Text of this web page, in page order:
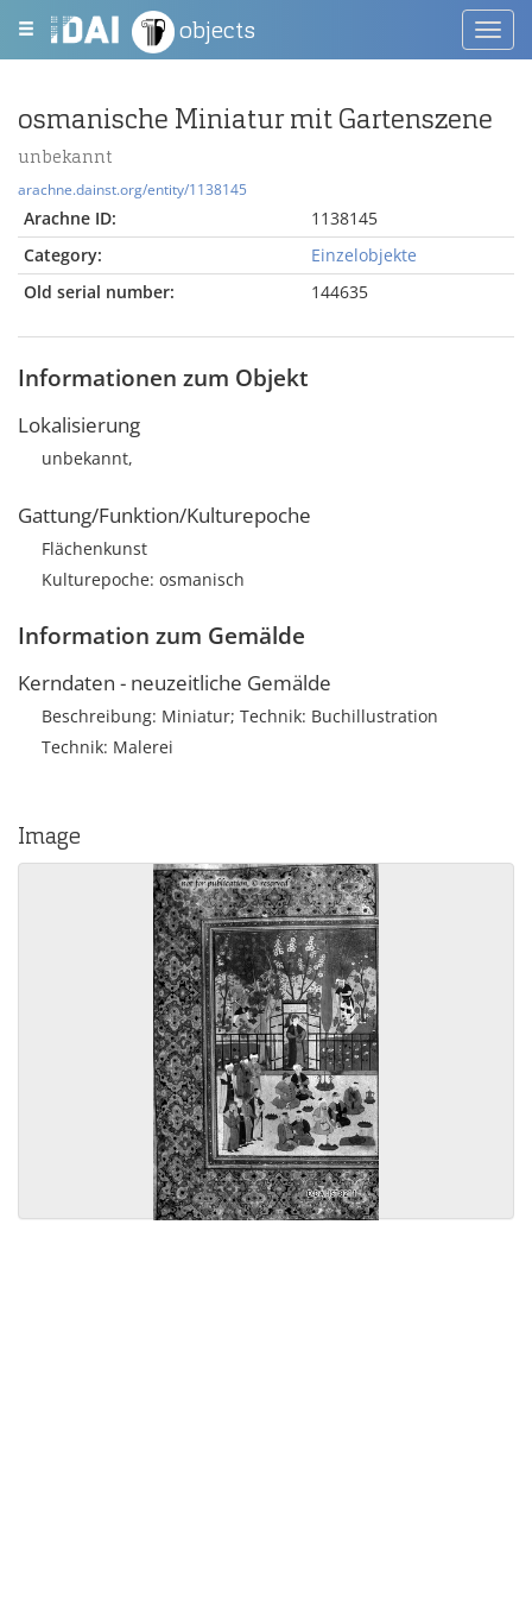
objects
osmanische Miniatur mit Gartenszene
unbekannt
arachne.dainst.org/entity/1138145
Arachne ID:
1138145
Category:
Einzelobjekte
Old serial number:
144635
Informationen zum Objekt
Lokalisierung
unbekannt,
Gattung/Funktion/Kulturepoche
Flächenkunst
Kulturepoche: osmanisch
Information zum Gemälde
Kerndaten - neuzeitliche Gemälde
Beschreibung: Miniatur; Technik: Buchillustration
Technik: Malerei
Image